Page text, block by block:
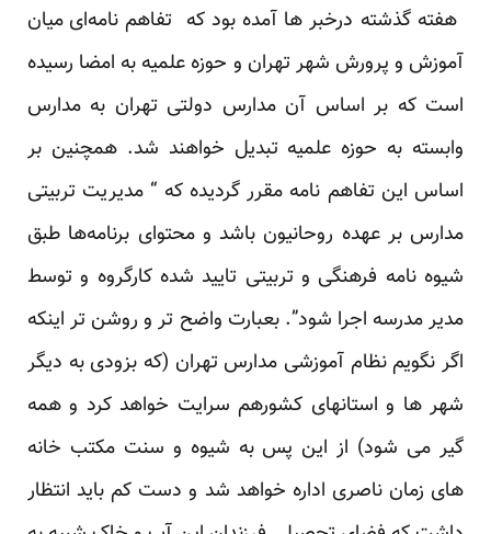
هفته گذشته درخبر ها آمده بود که تفاهم نامه‌ای میان
آموزش‌ و پرورش شهر تهران و حوزه علمیه به امضا رسیده
است که بر اساس آن مدارس دولتی تهران به مدارس
وابسته به حوزه علمیه تبدیل خواهند شد. همچنین بر
اساس این تفاهم نامه مقرر گردیده که “ مدیریت تربیتی
مدارس بر عهده روحانیون باشد و محتوای برنامه‌ها طبق
شیوه‌ نامه فرهنگی و تربیتی تایید شده کارگروه و توسط
مدیر مدرسه اجرا شود”. بعبارت واضح تر و روشن تر اینکه
اگر نگویم نظام آموزشی مدارس تهران (که بزودی به دیگر
شهر ها و استانهای کشورهم سرایت خواهد کرد و همه
گیر می شود) از این پس به شیوه و سنت مکتب خانه
های زمان ناصری اداره خواهد شد و دست کم باید انتظار